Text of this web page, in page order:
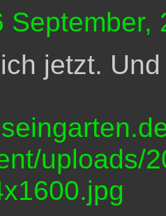
September,
jetzt.
uploads/